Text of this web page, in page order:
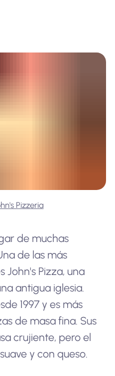
Pizzeria
de muchas
de las más
John's Pizza, una
antigua iglesia.
1997 y es más
de masa fina. Sus
crujiente, pero el
y con queso.